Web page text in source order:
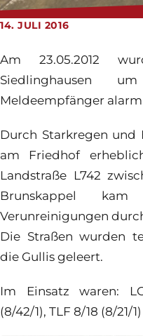
Login
14. JULI 2016
Am 23.05.2012
Siedlinghausen
Meldeempfänger
Durch Starkregen und
am Friedhof
Landstraße L742
Brunskappel
Verunreinigungen
Die Straßen wurden
die Gullis geleert.
Im Einsatz waren:
(8/42/1), TLF 8/18 (8/21/1)